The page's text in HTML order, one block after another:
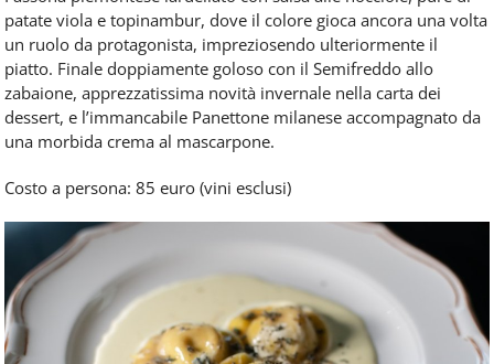
patate viola e topinambur, dove il colore gioca ancora una volta
un ruolo da protagonista, impreziosendo ulteriormente il
piatto. Finale doppiamente goloso con il Semifreddo allo
zabaione, apprezzatissima novità invernale nella carta dei
dessert, e l’immancabile Panettone milanese accompagnato da
una morbida crema al mascarpone.
Costo a persona: 85 euro (vini esclusi)